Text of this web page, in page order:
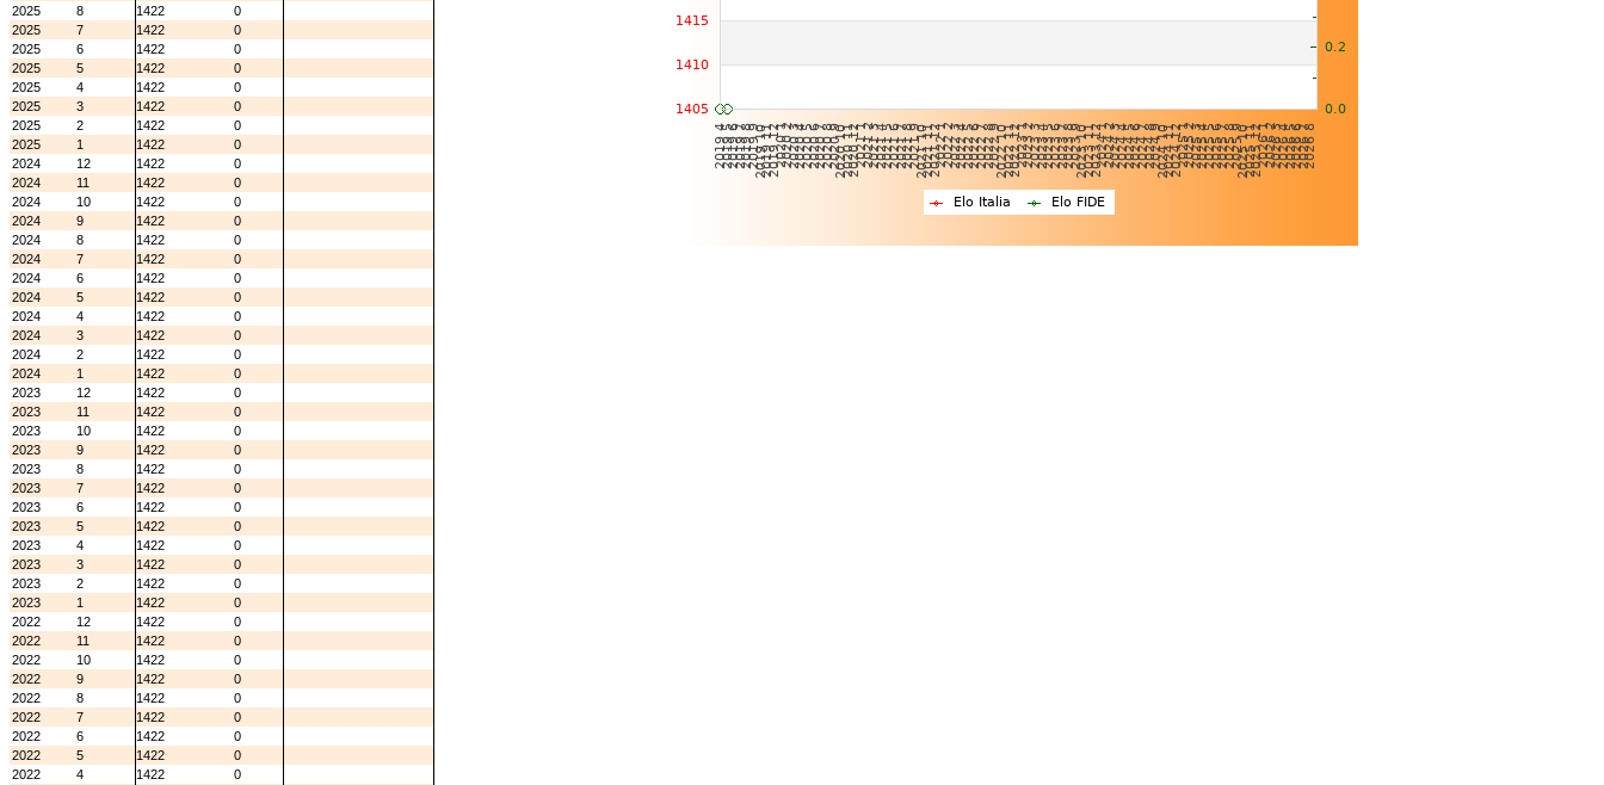
2025
8 1422
0
2025
7 1422
0
2025
6 1422
0
2025
5 1422
0
2025
4 1422
0
2025
3 1422
0
2025
2 1422
0
2025
1 1422
0
2024
12 1422
0
2024
11 1422
0
2024
10 1422
0
2024
9 1422
0
2024
8 1422
0
2024
7 1422
0
2024
6 1422
0
2024
5 1422
0
2024
4 1422
0
2024
3 1422
0
2024
2 1422
0
2024
1 1422
0
2023
12 1422
0
2023
11 1422
0
2023
10 1422
0
2023
9 1422
0
2023
8 1422
0
2023
7 1422
0
2023
6 1422
0
2023
5 1422
0
2023
4 1422
0
2023
3 1422
0
2023
2 1422
0
2023
1 1422
0
2022
12 1422
0
2022
11 1422
0
2022
10 1422
0
2022
9 1422
0
2022
8 1422
0
2022
7 1422
0
2022
6 1422
0
2022
5 1422
0
2022
4 1422
0